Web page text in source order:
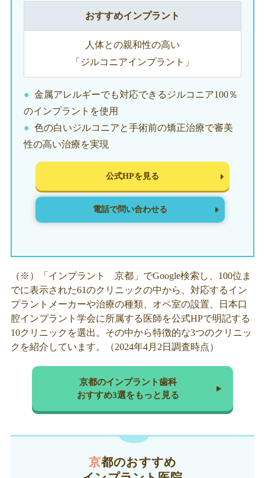
おすすめインプラント
人体との親和性の高い
「ジルコニアインプラント」
金属アレルギーでも対応できるジルコニア100％
のインプラントを使用
色の白いジルコニアと手術前の矯正治療で審美
性の高い治療を実現
公式HPを見る
電話で問い合わせる
（※）「インプラント 京都」でGoogle検索し、100位ま
でに表示された61のクリニックの中から、対応するイン
プラントメーカーや治療の種類、オペ室の設置、日本口
腔インプラント学会に所属する医師を公式HPで明記する
10クリニックを選出。その中から特徴的な3つのクリニッ
クを紹介しています。（2024年4月2日調査時点）
京都のインプラント歯科
おすすめ3選をもっと見る
京都のおすすめ